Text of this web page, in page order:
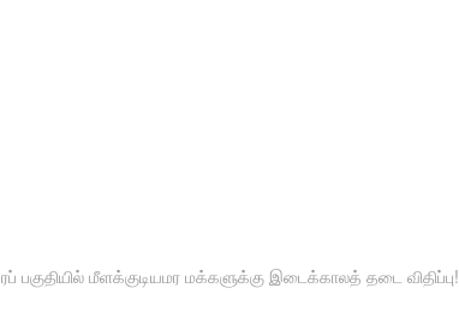
பகுதியில் மீளக்குடியமர மக்களுக்கு இடைக்காலத் தடை விதிப்பு!